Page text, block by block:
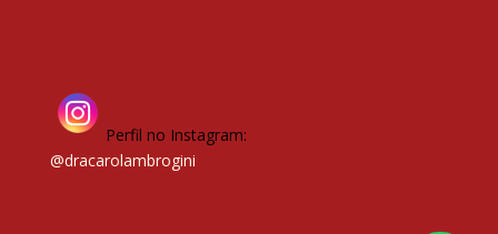
Perfil no Instagram:
@dracarolambrogini